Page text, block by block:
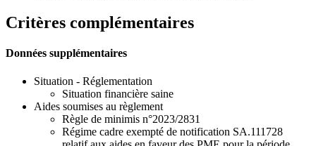
Critères complémentaires
Données supplémentaires
Situation - Réglementation
Situation financière saine
Aides soumises au règlement
Règle de minimis n°2023/2831
Régime cadre exempté de notification SA.111728